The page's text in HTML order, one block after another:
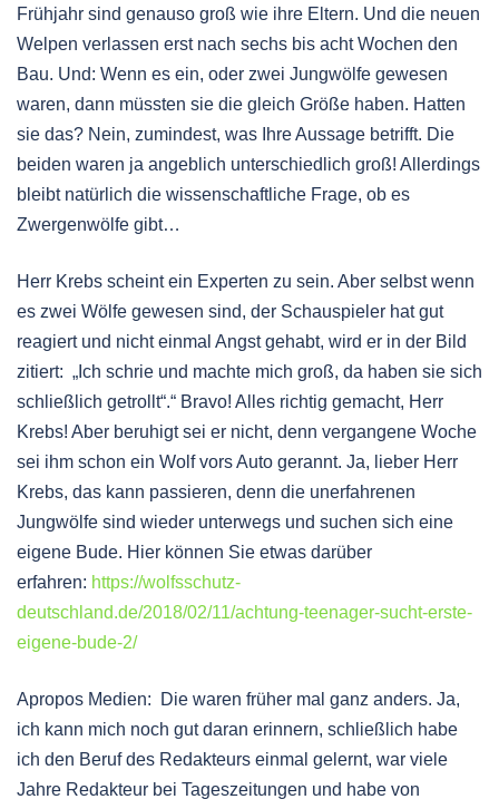
Frühjahr sind genauso groß wie ihre Eltern. Und die neuen
Welpen verlassen erst nach sechs bis acht Wochen den
Bau. Und: Wenn es ein, oder zwei Jungwölfe gewesen
waren, dann müssten sie die gleich Größe haben. Hatten
sie das? Nein, zumindest, was Ihre Aussage betrifft. Die
beiden waren ja angeblich unterschiedlich groß! Allerdings
bleibt natürlich die wissenschaftliche Frage, ob es
Zwergenwölfe gibt…
Herr Krebs scheint ein Experten zu sein. Aber selbst wenn
es zwei Wölfe gewesen sind, der Schauspieler hat gut
reagiert und nicht einmal Angst gehabt, wird er in der Bild
zitiert: „Ich schrie und machte mich groß, da haben sie sich
schließlich getrollt“.“ Bravo! Alles richtig gemacht, Herr
Krebs! Aber beruhigt sei er nicht, denn vergangene Woche
sei ihm schon ein Wolf vors Auto gerannt. Ja, lieber Herr
Krebs, das kann passieren, denn die unerfahrenen
Jungwölfe sind wieder unterwegs und suchen sich eine
eigene Bude. Hier können Sie etwas darüber
erfahren: https://wolfsschutz-
deutschland.de/2018/02/11/achtung-teenager-sucht-erste-
eigene-bude-2/
Apropos Medien: Die waren früher mal ganz anders. Ja,
ich kann mich noch gut daran erinnern, schließlich habe
ich den Beruf des Redakteurs einmal gelernt, war viele
Jahre Redakteur bei Tageszeitungen und habe von